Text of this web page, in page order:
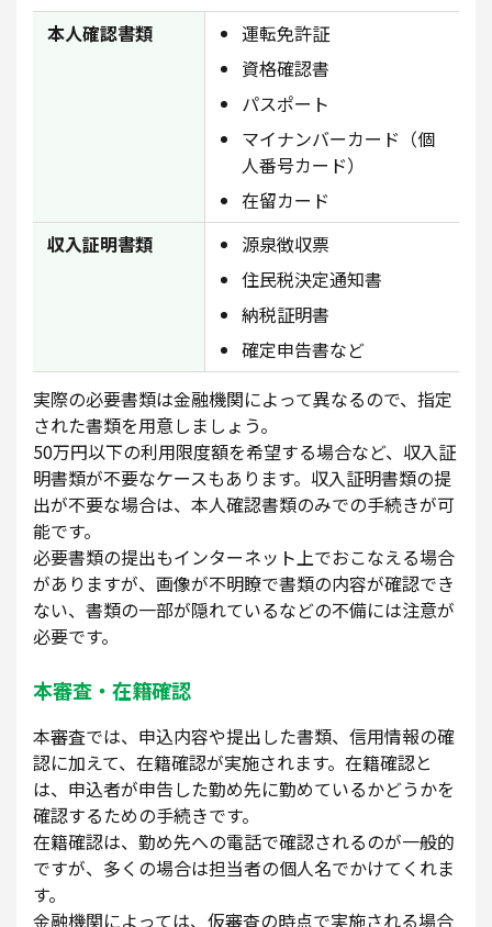
本人確認書類
運転免許証
資格確認書
パスポート
マイナンバーカード（個
人番号カード）
在留カード
収入証明書類
源泉徴収票
住民税決定通知書
納税証明書
確定申告書など
実際の必要書類は金融機関によって異なるので、指定
された書類を用意しましょう。
50万円以下の利用限度額を希望する場合など、収入証
明書類が不要なケースもあります。収入証明書類の提
出が不要な場合は、本人確認書類のみでの手続きが可
能です。
必要書類の提出もインターネット上でおこなえる場合
がありますが、画像が不明瞭で書類の内容が確認でき
ない、書類の一部が隠れているなどの不備には注意が
必要です。
本審査・在籍確認
本審査では、申込内容や提出した書類、信用情報の確
認に加えて、在籍確認が実施されます。在籍確認と
は、申込者が申告した勤め先に勤めているかどうかを
確認するための手続きです。
在籍確認は、勤め先への電話で確認されるのが一般的
ですが、多くの場合は担当者の個人名でかけてくれま
す。
金融機関によっては、仮審査の時点で実施される場合